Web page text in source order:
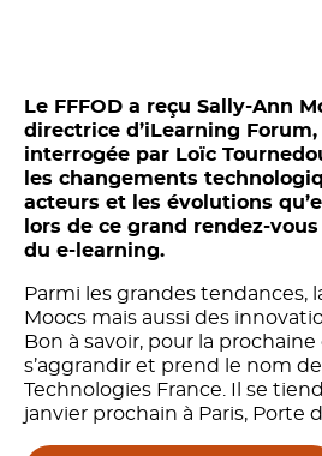
Le FFFOD a reçu Sally-Ann
directrice d’iLearning
interrogée par Loïc
les changements
acteurs et les évolutions
lors de ce grand rendez-
du e-learning.
Parmi les grandes tendances,
Moocs mais aussi des
Bon à savoir, pour la
s’aggrandir et prend le nom
Technologies France. Il se
janvier prochain à Paris, Porte